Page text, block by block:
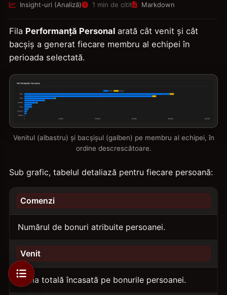
Insight-uri (Analiză) 1 min de citit Markdown
Fila Performanță Personal arată cât venit și cât
bacșiș a generat fiecare membru al echipei în
perioada selectată.
Venitul (albastru) și bacșișul (galben) pe membru al echipei, în
ordine descrescătoare.
Sub grafic, tabelul detaliază pentru fiecare persoană:
Comenzi
Numărul de bonuri atribuite persoanei.
Venit
Suma totală încasată pe bonurile persoanei.